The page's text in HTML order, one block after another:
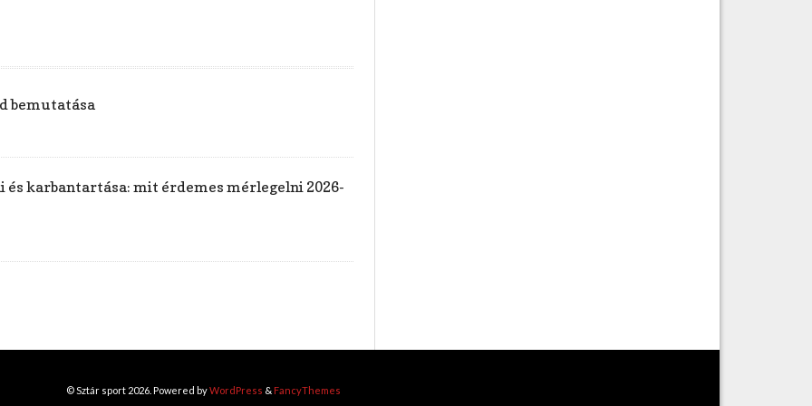
bemutatása
és karbantartása: mit érdemes mérlegelni 2026-
© Sztár sport 2026. Powered byWordPress & FancyThemes